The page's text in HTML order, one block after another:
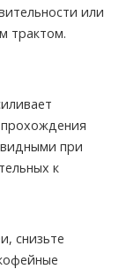
или
трактом.
при
к
снизьте